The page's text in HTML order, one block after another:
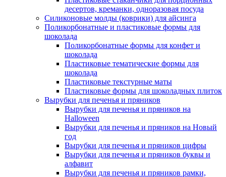
десертов, креманки, одноразовая посуда
Силиконовые молды (коврики) для айсинга
Поликорбонатные и пластиковые формы для
шоколада
Поликорбонатные формы для конфет и
шоколада
Пластиковые тематические формы для
шоколада
Пластиковые текстурные маты
Пластиковые формы для шоколадных плиток
Вырубки для печенья и пряников
Вырубки для печенья и пряников на
Halloween
Вырубки для печенья и пряников на Новый
год
Вырубки для печенья и пряников цифры
Вырубки для печенья и пряников буквы и
алфавит
Вырубки для печенья и пряников рамки,